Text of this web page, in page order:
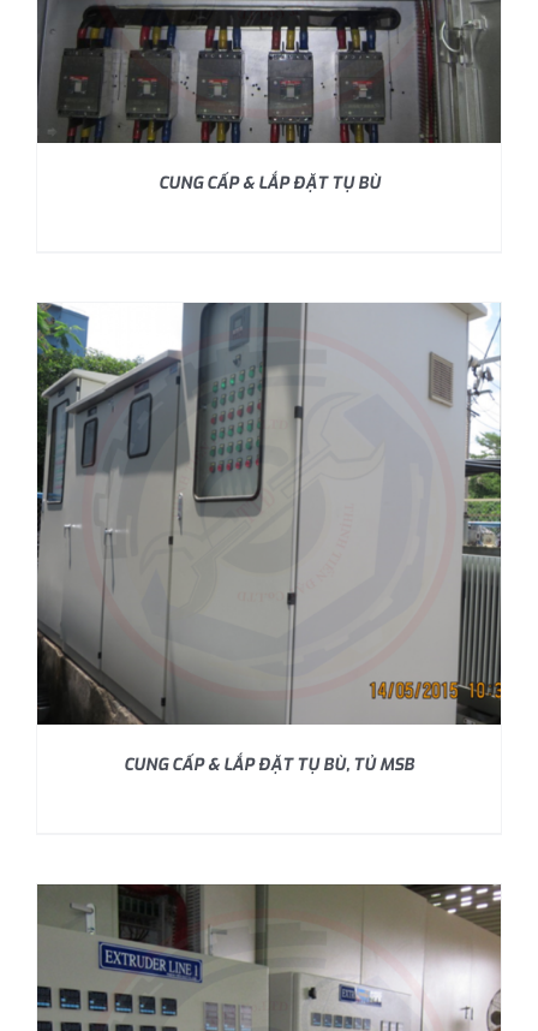
CUNG CẤP & LẮP ĐẶT TỤ BÙ
CUNG CẤP & LẮP ĐẶT TỤ BÙ, TỦ MSB